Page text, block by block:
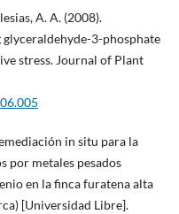
A. A. (2008).
3-phosphate
stress. Journal of Plant
in situ para la
por metales pesados
en la finca furatena alta
[Universidad Libre].